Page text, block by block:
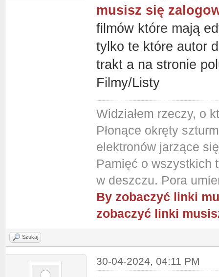
musisz się
filmów które mają
tylko te które autor
trakt a na stronie
Filmy/Listy
Widziałem rzeczy, o
Płonące okręty
elektronów jarzące
Pamięć o wszystkich
w deszczu. Pora
By zobaczyć linki
zobaczyć linki
Szukaj
30-04-2024, 04:11 PM